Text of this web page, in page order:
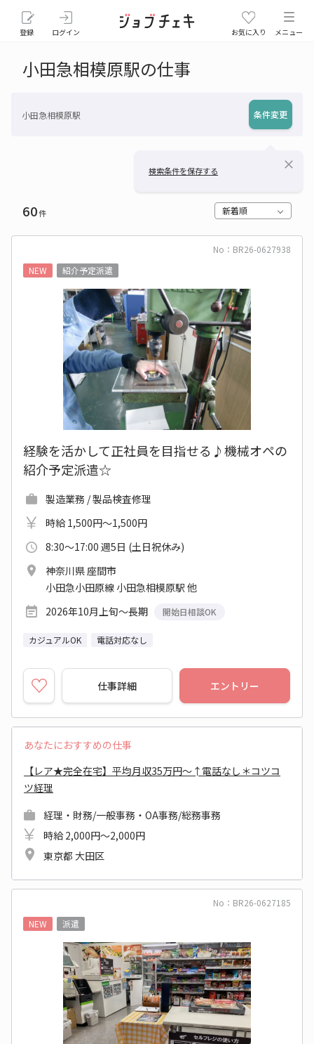
登録 ログイン お気に入り メニュー
小田急相模原駅の仕事
小田急相模原駅 条件変更
検索条件を保存する close
60件 新着順
No：BR26-0627938
NEW
紹介予定派遣
経験を活かして正社員を目指せる♪機械オペの
紹介予定派遣☆
製造業務 / 製品検査修理
時給 1,500円～1,500円
8:30～17:00 週5日 (土日祝休み)
神奈川県 座間市
小田急小田原線 小田急相模原駅 他
2026年10月上旬～長期
開始日相談OK
カジュアルOK 電話対応なし
仕事詳細 エントリー
あなたにおすすめの仕事
【レア★完全在宅】平均月収35万円～↑電話なし＊コツコ
ツ経理
経理・財務/一般事務・OA事務/総務事務
時給 2,000円～2,000円
東京都 大田区
No：BR26-0627185
NEW
派遣